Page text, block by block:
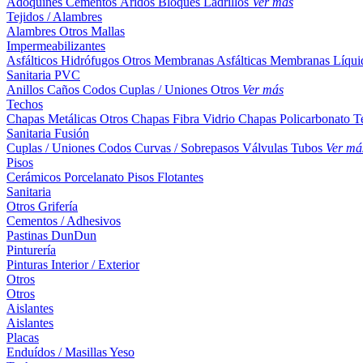
Tejidos / Alambres
Alambres Otros Mallas
Impermeabilizantes
Asfálticos Hidrófugos Otros Membranas Asfálticas Membranas
Sanitaria PVC
Anillos Caños Codos Cuplas / Uniones Otros Ver más
Techos
Chapas Metálicas Otros Chapas Fibra Vidrio Chapas Policarbonato
Sanitaria Fusión
Cuplas / Uniones Codos Curvas / Sobrepasos Válvulas Tubos Ver
Pisos
Cerámicos Porcelanato Pisos Flotantes
Sanitaria
Otros Grifería
Cementos / Adhesivos
Pastinas DunDun
Pinturería
Pinturas Interior / Exterior
Otros
Otros
Aislantes
Aislantes
Placas
Enduídos / MasillasYeso